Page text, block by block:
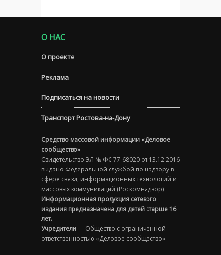
О НАС
О проекте
Реклама
Подписаться на новости
Транспорт Ростова-на-Дону
Средство массовой информации «Деловое
сообщество»
Свидетельство ЭЛ № ФС 77-68020 от 13.12.2016
выдано Федеральной службой по надзору в
сфере связи, информационных технологий и
массовых коммуникаций (Роскомнадзор)
Информационная продукция сетевого
издания предназначена для детей старше 16
лет.
Учредители— Общество с ограниченной
ответственностью «Деловое сообщество»